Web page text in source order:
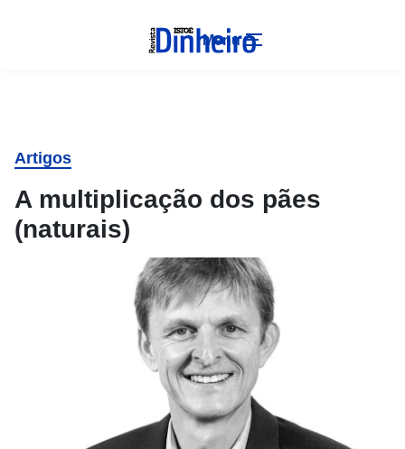
Menu
Artigos
A multiplicação dos pães
(naturais)